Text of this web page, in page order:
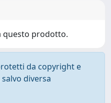
questo prodotto.
da copyright e
diversa